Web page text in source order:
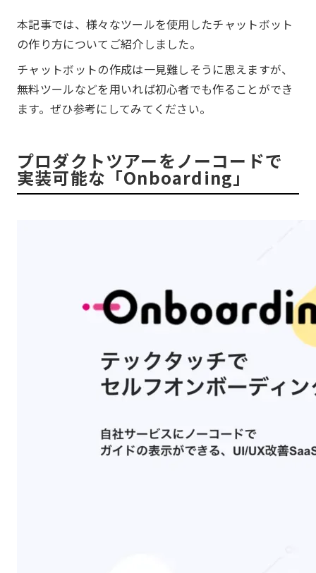
本記事では、様々なツールを使用したチャットボット
の作り方についてご紹介しました。
チャットボットの作成は一見難しそうに思えますが、
無料ツールなどを用いれば初心者でも作ることができ
ます。ぜひ参考にしてみてください。
プロダクトツアーをノーコードで
実装可能な「Onboarding」